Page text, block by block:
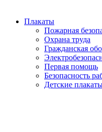
Плакаты
Пожарная
Охрана труда
Гражданская
Первая помощь
Безопасность
Детские